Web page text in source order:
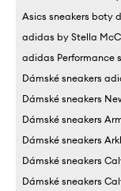
Asics sneakers boty
adidas by Stella
adidas Performance
Dámské sneakers
Dámské sneakers
Dámské sneakers
Dámské sneakers
Dámské sneakers
Dámské sneakers